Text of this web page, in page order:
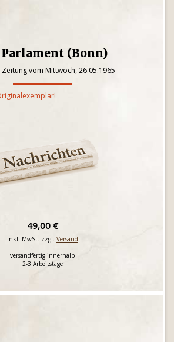
Parlament (Bonn)
vom Mittwoch, 26.05.1965
49,00 €
inkl. MwSt. zzgl. Versand
versandfertig innerhalb
2-3 Arbeitstage